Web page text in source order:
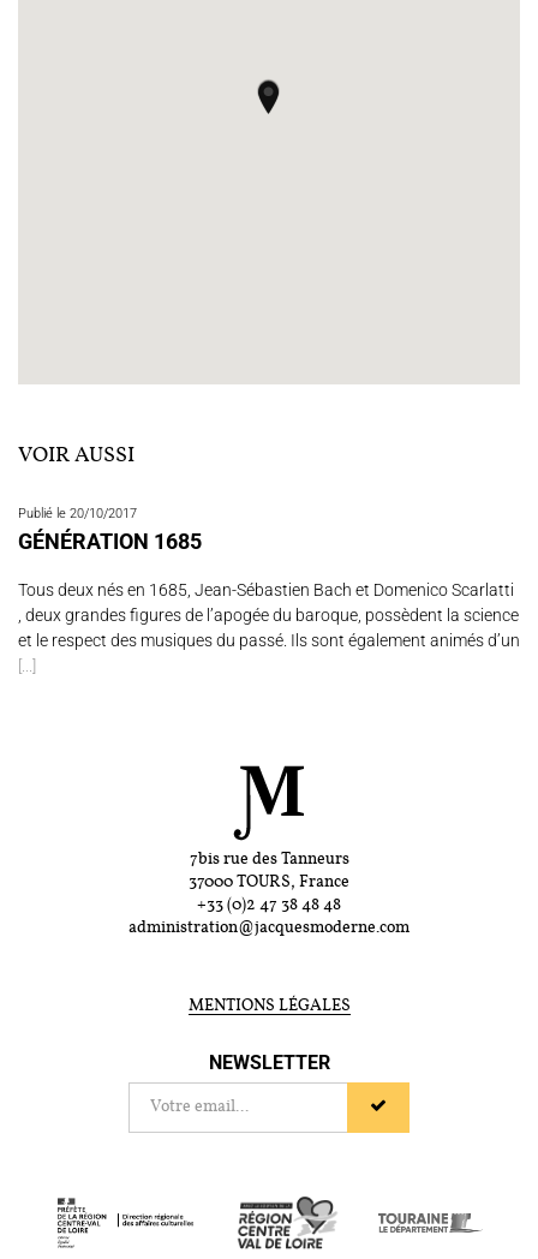
VOIR AUSSI
Publié le 20/10/2017
GÉNÉRATION 1685
Tous deux nés en 1685, Jean-Sébastien Bach et Domenico Scarlatti
, deux grandes figures de l’apogée du baroque, possèdent la science
et le respect des musiques du passé. Ils sont également animés d’un
[...]
7bis rue des Tanneurs
37000 TOURS, France
+33 (0)2 47 38 48 48
administration@jacquesmoderne.com
MENTIONS LÉGALES
NEWSLETTER